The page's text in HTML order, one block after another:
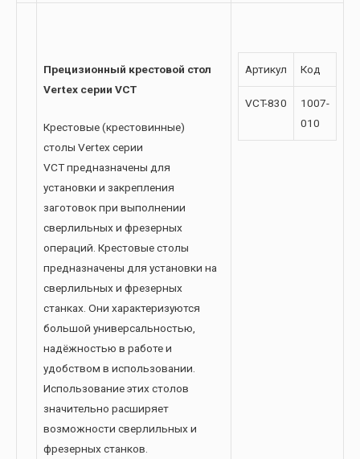
Прецизионный крестовой стол
Vertex серии VCT
Крестовые (крестовинные)
столы Vertex серии
VCT предназначены для
установки и закрепления
заготовок при выполнении
сверлильных и фрезерных
операций. Крестовые столы
предназначены для установки на
сверлильных и фрезерных
станках. Они характеризуются
большой универсальностью,
надёжностью в работе и
удобством в использовании.
Использование этих столов
значительно расширяет
возможности сверлильных и
фрезерных станков.
Артикул Код
VCT-830
1007-
010